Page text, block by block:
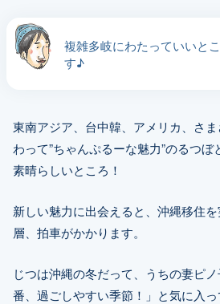
複雑多岐にわたっていいと
す♪
東南アジア、台中韓、アメリカ、さ
わって”ちゃんぷるーな魅力”のるつ
素晴らしいところ！
新しい魅力に出会えると、沖縄移住
層、拍車がかかります。
じつは沖縄の冬だって、うちの妻ピ
番、過ごしやすい季節！」と気に入っ